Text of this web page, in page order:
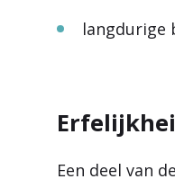
langdurige
Een deel van